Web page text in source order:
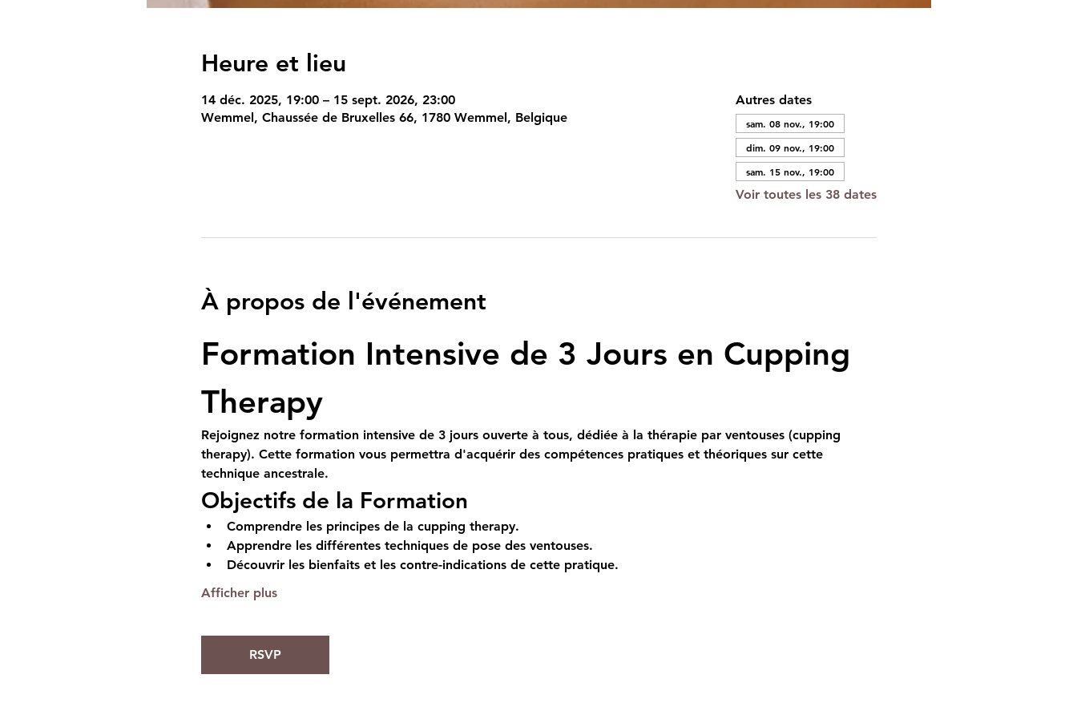
Heure et lieu
14 déc. 2025, 19:00 – 15 sept. 2026, 23:00
Wemmel, Chaussée de Bruxelles 66, 1780 Wemmel, Belgique
Autres dates
sam. 08 nov., 19:00
dim. 09 nov., 19:00
sam. 15 nov., 19:00
Voir toutes les 38 dates
À propos de l'événement
Formation Intensive de 3 Jours en Cupping
Therapy
Rejoignez notre formation intensive de 3 jours ouverte à tous, dédiée à la thérapie par ventouses (cupping
therapy). Cette formation vous permettra d'acquérir des compétences pratiques et théoriques sur cette
technique ancestrale.
Objectifs de la Formation
Comprendre les principes de la cupping therapy.
Apprendre les différentes techniques de pose des ventouses.
Découvrir les bienfaits et les contre-indications de cette pratique.
Afficher plus
RSVP